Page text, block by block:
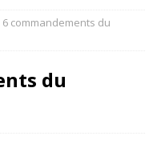
6 commandements du
du